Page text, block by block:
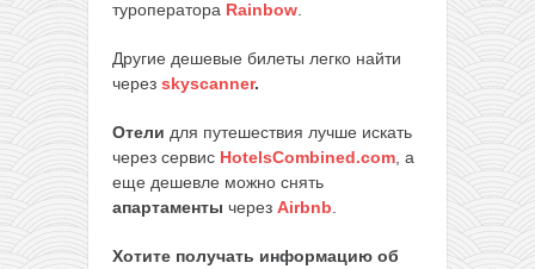
туроператора Rainbow
Другие дешевые билеты легко найти
через skyscanner.
Отели для путешествия лучше искать
через сервис HotelsCombined.com , а
еще дешевле можно снять
апартаменты через Airbnb
Хотите получать информацию об